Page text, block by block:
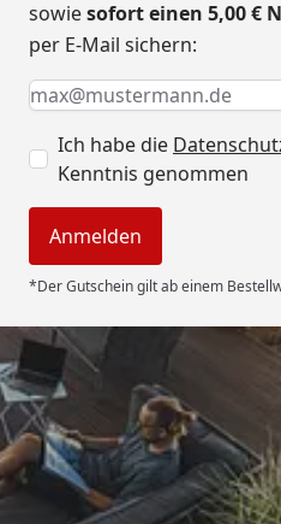
sowiesofort einen 5,00 €
per E-Mail sichern:
Keine Eingabe erforderlich
Eingabe erforderlich
E-Mail *
Ich habe die
Kenntnis genommen
Anmelden
*Der Gutschein gilt ab einem
Trusted